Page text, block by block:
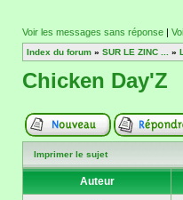
Voir les messages sans réponse |
Index du forum » SUR LE ZINC ... »
Chicken Day'Z
Imprimer le sujet
Auteur